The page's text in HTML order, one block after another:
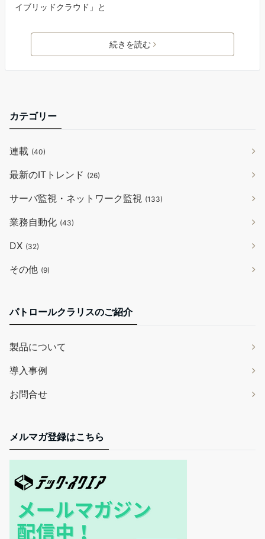
イブリッドクラウド」と
続きを読む
カテゴリー
連載 (40)
最新のITトレンド (26)
サーバ監視・ネットワーク監視 (133)
業務自動化 (43)
DX (32)
その他 (9)
パトロールクラリスのご紹介
製品について
導入事例
お問合せ
メルマガ登録はこちら